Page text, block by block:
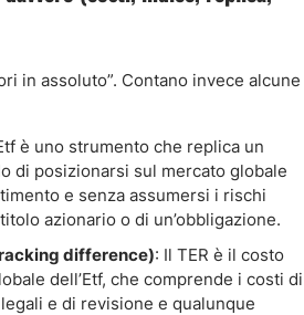
in assoluto”. Contano invece alcune
è uno strumento che replica un
di posizionarsi sul mercato globale
e senza assumersi i rischi
azionario o di un’obbligazione.
difference): Il TER è il costo
dell’Etf, che comprende i costi di
e di revisione e qualunque